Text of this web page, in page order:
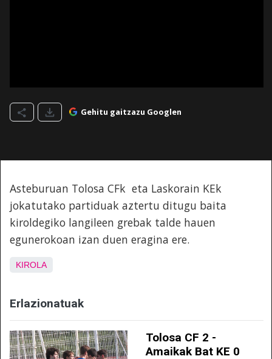
Gehitu gaitzazu Googlen
Asteburuan Tolosa CFk eta Laskorain KEk
jokatutako partiduak aztertu ditugu baita
kiroldegiko langileen grebak talde hauen
egunerokoan izan duen eragina ere.
KIROLA
Erlazionatuak
Tolosa CF 2 -
Amaikak Bat KE 0